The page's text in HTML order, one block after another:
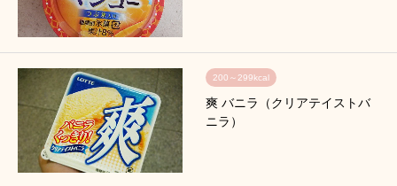
200～299kcal
爽 バニラ（クリアテイストバ
ニラ）